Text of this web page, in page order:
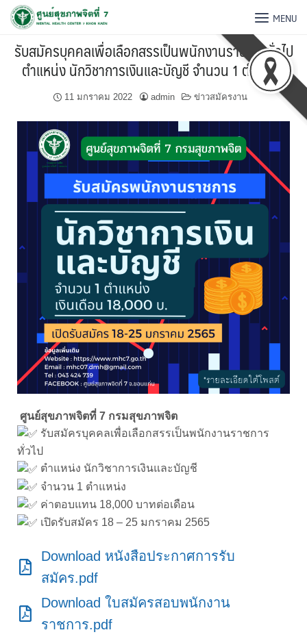
MENU
รับสมัครบุคคลเพื่อเลือกสรรเป็นพนักงานราชการทั่วไป
ตําแหน่ง นักวิชาการเงินและบัญชี จำนวน 1 ตำแหน่ง
11 มกราคม 2022 admin ข่าวสมัครงาน
ศูนย์สุขภาพจิตที่ 7 กรมสุขภาพจิต
รับสมัครบุคคลเพื่อเลือกสรรเป็นพนักงานราชการ
ทั่วไป
ตําแหน่ง นักวิชาการเงินและบัญชี
จำนวน 1 ตำแหน่ง
ค่าตอบแทน 18,000 บาทต่อเดือน
เปิดรับสมัคร 18 – 25 มกราคม 2565
Download หนังสือประกาศการรับ
สมัคร.pdf
Download ใบสมัครสอบพนักงาน
ราชการ.pdf